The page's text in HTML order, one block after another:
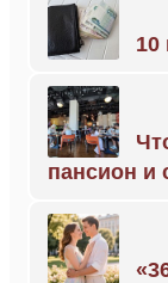
10
пансион и